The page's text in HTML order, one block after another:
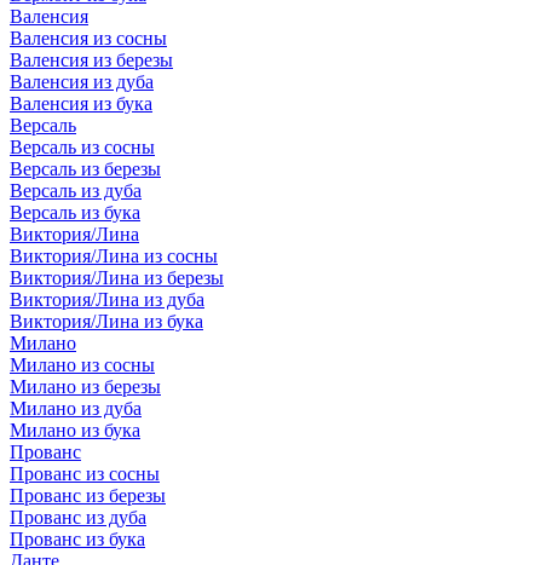
Валенсия
Валенсия из сосны
Валенсия из березы
Валенсия из дуба
Валенсия из бука
Версаль
Версаль из сосны
Версаль из березы
Версаль из дуба
Версаль из бука
Виктория/Лина
Виктория/Лина из сосны
Виктория/Лина из березы
Виктория/Лина из дуба
Виктория/Лина из бука
Милано
Милано из сосны
Милано из березы
Милано из дуба
Милано из бука
Прованс
Прованс из сосны
Прованс из березы
Прованс из дуба
Прованс из бука
Данте